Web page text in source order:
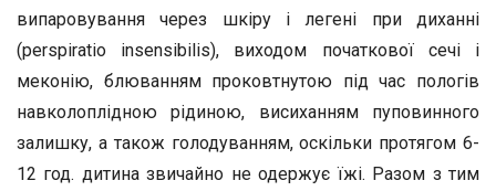
випаровування через шкіру і легені при диханні
(perspiratio insensibilis), виходом початкової сечі і
меконію, блюванням проковтнутою під час пологів
навколоплідною рідиною, висиханням пуповинного
залишку, а також голодуванням, оскільки протягом 6-
12 год. дитина звичайно не одержує їжі. Разом з тим